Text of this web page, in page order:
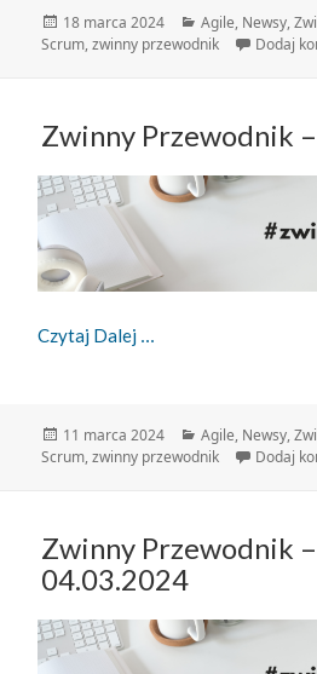
Data
publikacji
18 marca 2024 Kategorie
Agile, Newsy,
Scrum,zwinny przewodnik Dodaj
Zwinny Przewodnik
Czytaj Dalej
Data
publikacji
11 marca 2024 Kategorie
Agile, Newsy,
Scrum,zwinny przewodnik Dodaj
Zwinny Przewodnik
04.03.2024